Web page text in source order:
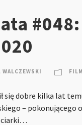
WALCZEWSKI
się dobre kilka lat
–
ciarki…